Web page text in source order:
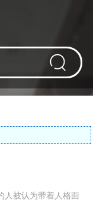
人被认为带着人格面